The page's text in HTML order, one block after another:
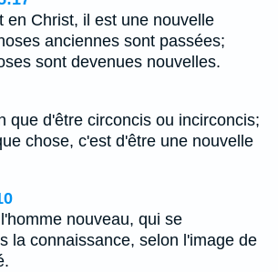
en Christ, il est une nouvelle
anciennes sont passées;
sont devenues nouvelles.
que d'être circoncis ou incirconcis;
chose, c'est d'être une nouvelle
nouveau, qui se
la connaissance, selon l'image de